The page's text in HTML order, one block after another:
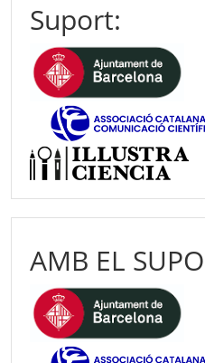
Suport:
AMB EL